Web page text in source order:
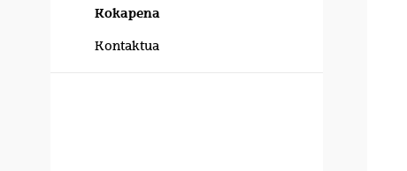
Kokapena
Kontaktua